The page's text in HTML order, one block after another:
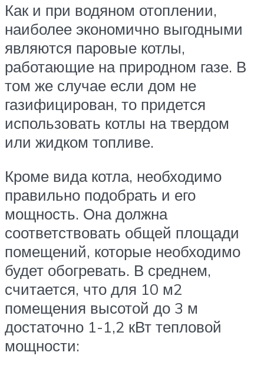
Как и при водяном отоплении,
наиболее экономично выгодными
являются паровые котлы,
работающие на природном газе. В
том же случае если дом не
газифицирован, то придется
использовать котлы на твердом
или жидком топливе.
Кроме вида котла, необходимо
правильно подобрать и его
мощность. Она должна
соответствовать общей площади
помещений, которые необходимо
будет обогревать. В среднем,
считается, что для 10 м2
помещения высотой до 3 м
достаточно 1-1,2 кВт тепловой
мощности: